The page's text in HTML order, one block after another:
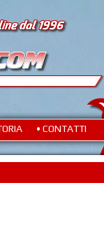
• CONTATTI